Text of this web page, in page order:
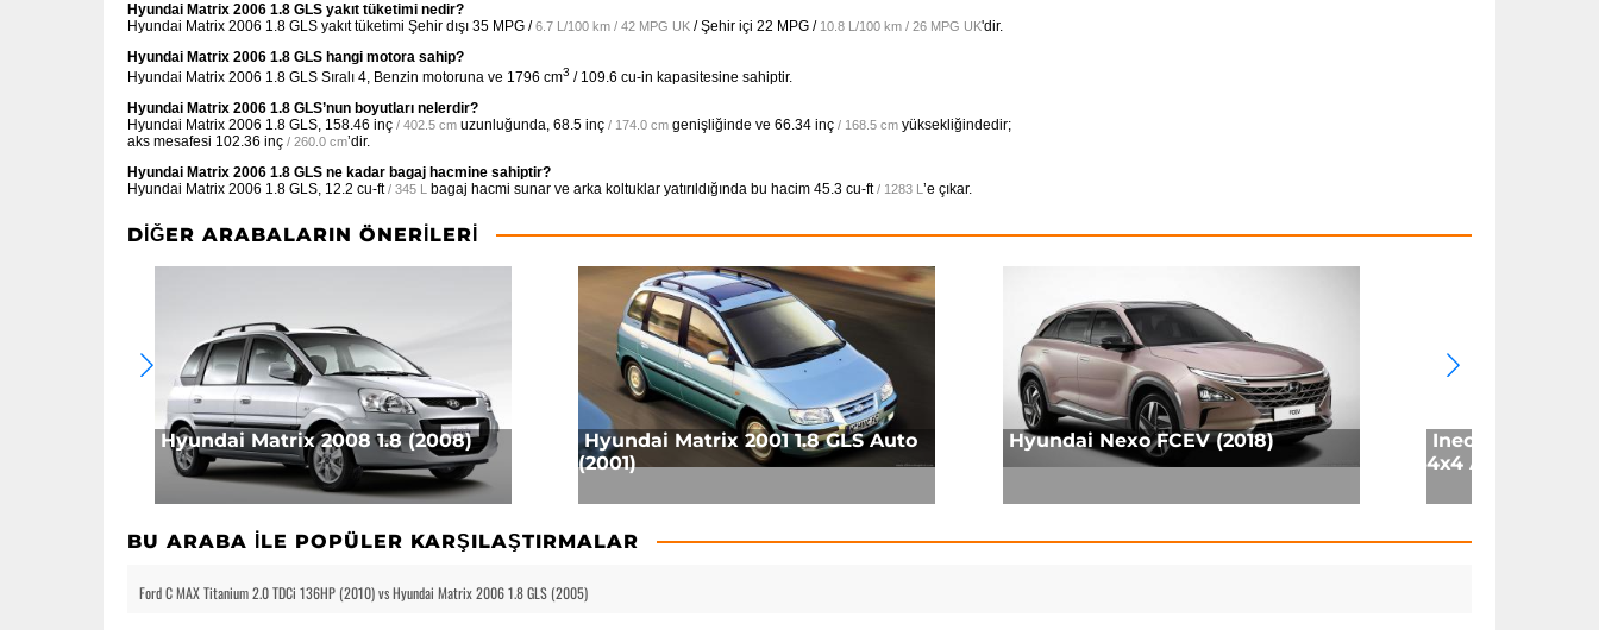
Hyundai Matrix 2006 1.8 GLS yakıt tüketimi nedir?
Hyundai Matrix 2006 1.8 GLS yakıt tüketimi Şehir dışı 35 MPG /6.7 L/100 km / 42 MPG UK / Şehir içi 22 MPG / 10.8 L/100 km / 26 MPG UK'dir.
Hyundai Matrix 2006 1.8 GLS hangi motora sahip?
Hyundai Matrix 2006 1.8 GLS Sıralı 4, Benzin motoruna ve 1796 cm3 / 109.6 cu-in kapasitesine sahiptir.
Hyundai Matrix 2006 1.8 GLS’nun boyutları nelerdir?
Hyundai Matrix 2006 1.8 GLS, 158.46 inç / 402.5 cm uzunluğunda, 68.5 inç / 174.0 cm genişliğinde ve 66.34 inç / 168.5 cm yüksekliğindedir;
aks mesafesi 102.36 inç / 260.0 cm’dir.
Hyundai Matrix 2006 1.8 GLS ne kadar bagaj hacmine sahiptir?
Hyundai Matrix 2006 1.8 GLS, 12.2 cu-ft / 345 L bagaj hacmi sunar ve arka koltuklar yatırıldığında bu hacim 45.3 cu-ft / 1283 L ’e çıkar.
DIĞER ARABALARIN ÖNERILERI
Hyundai Matrix 2008 1.8 (2008)
Hyundai Matrix 2001 1.8 GLS Auto
(2001)
Hyundai Nexo FCEV (2018)
Ineos Grenadier
4x4 Auto (2024)
BU ARABA ILE POPÜLER KARŞILAŞTIRMALAR
Ford C MAX Titanium 2.0 TDCi 136HP (2010) vs Hyundai Matrix 2006 1.8 GLS (2005)